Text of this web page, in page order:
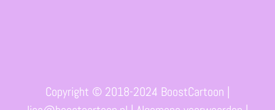
Copyright © 2018-2024 BoostCartoon |